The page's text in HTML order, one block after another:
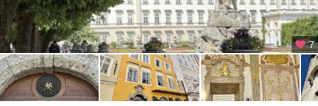
ザ
ン
ク
ト
・
ペ
ル
7